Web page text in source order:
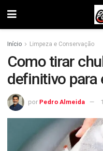
Início Limpeza e Conservação
Como tirar
definitivo para
cheiro
por Pedro Almeida